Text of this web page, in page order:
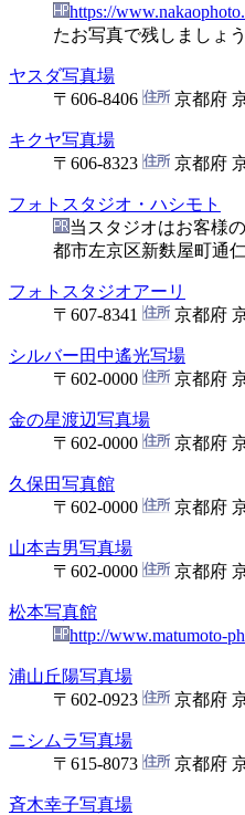
https://
たお写真で残しましょ
ヤスダ写真場
〒606-8406
京都府
キクヤ写真場
〒606-8323
京都府
フォトスタジオ・ハシモト
当スタジオはお客様
都市左京区新麩屋町通
フォトスタジオアーリ
〒607-8341
京都府
シルバー田中遙光写場
〒602-0000
京都府
金の星渡辺写真場
〒602-0000
京都府
久保田写真館
〒602-0000
京都府
山本吉男写真場
〒602-0000
京都府
松本写真館
http://www.matumoto-
浦山丘陽写真場
〒602-0923
京都府
ニシムラ写真場
〒615-8073
京都府
斉木幸子写真場